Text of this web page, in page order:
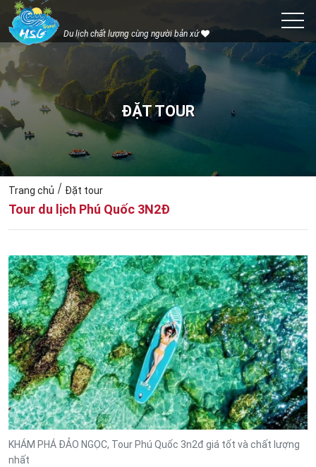
Du lịch chất lượng cùng người bản xứ
ĐẶT TOUR
Trang chủ Đặt tour
Tour du lịch Phú Quốc 3N2Đ
KHÁM PHÁ ĐẢO NGỌC, Tour Phú Quốc 3n2đ giá tốt và chất lượng
nhất